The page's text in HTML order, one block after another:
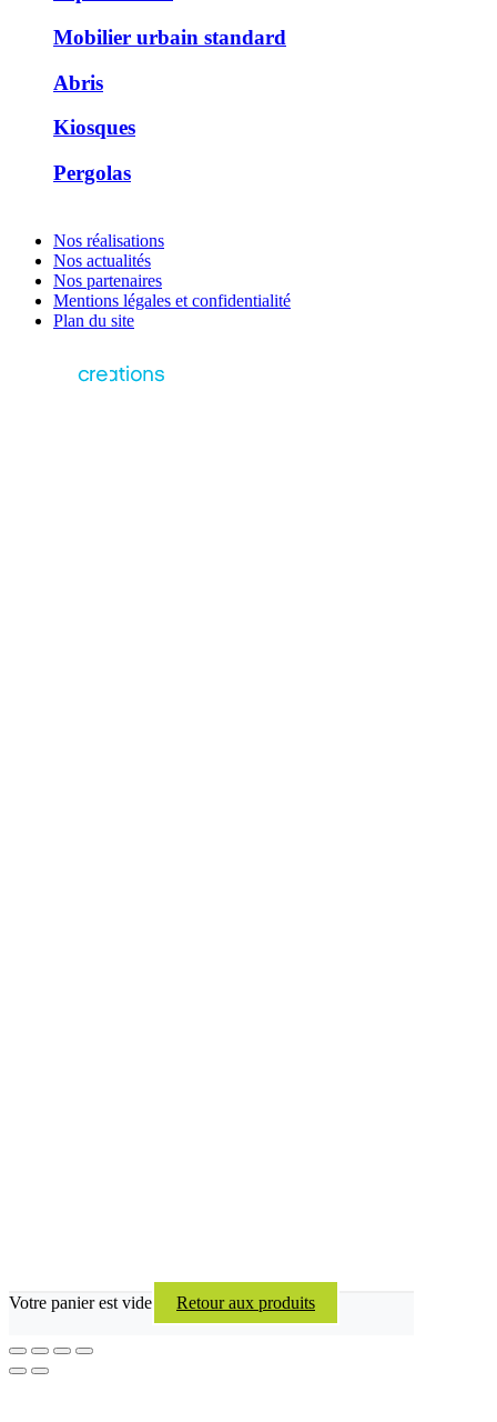
Mobilier urbain standard
Abris
Kiosques
Pergolas
Nos réalisations
Nos actualités
Nos partenaires
Mentions légales et confidentialité
Plan du site
Votre panier est vide Retour aux produits